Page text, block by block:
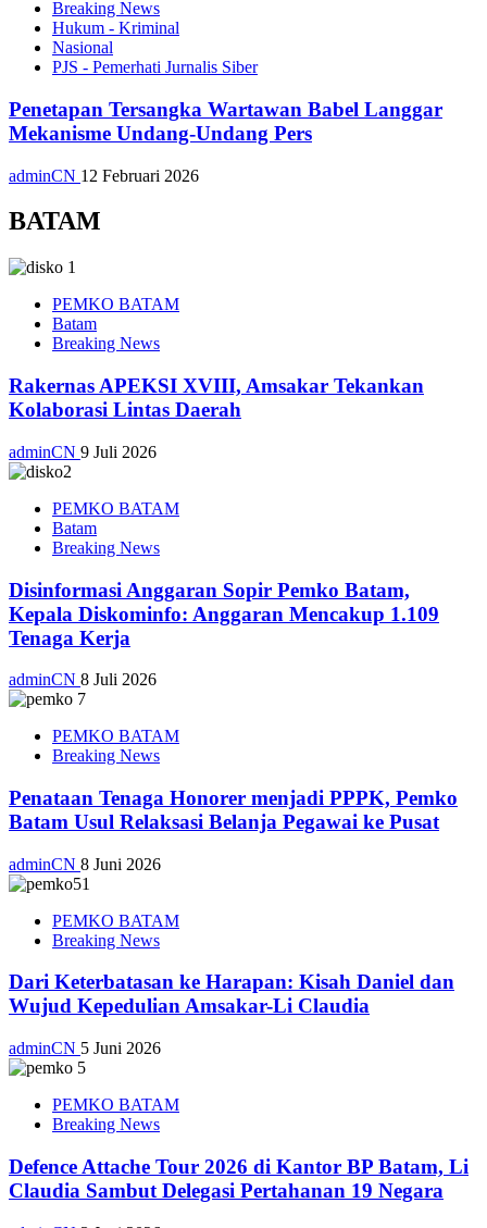
Breaking News
Hukum - Kriminal
Nasional
PJS - Pemerhati Jurnalis Siber
Penetapan Tersangka Wartawan Babel Langgar
Mekanisme Undang-Undang Pers
adminCN 12 Februari 2026
BATAM
PEMKO BATAM
Batam
Breaking News
Rakernas APEKSI XVIII, Amsakar Tekankan
Kolaborasi Lintas Daerah
adminCN 9 Juli 2026
PEMKO BATAM
Batam
Breaking News
Disinformasi Anggaran Sopir Pemko Batam,
Kepala Diskominfo: Anggaran Mencakup 1.109
Tenaga Kerja
adminCN 8 Juli 2026
PEMKO BATAM
Breaking News
Penataan Tenaga Honorer menjadi PPPK, Pemko
Batam Usul Relaksasi Belanja Pegawai ke Pusat
adminCN 8 Juni 2026
PEMKO BATAM
Breaking News
Dari Keterbatasan ke Harapan: Kisah Daniel dan
Wujud Kepedulian Amsakar-Li Claudia
adminCN 5 Juni 2026
PEMKO BATAM
Breaking News
Defence Attache Tour 2026 di Kantor BP Batam, Li
Claudia Sambut Delegasi Pertahanan 19 Negara